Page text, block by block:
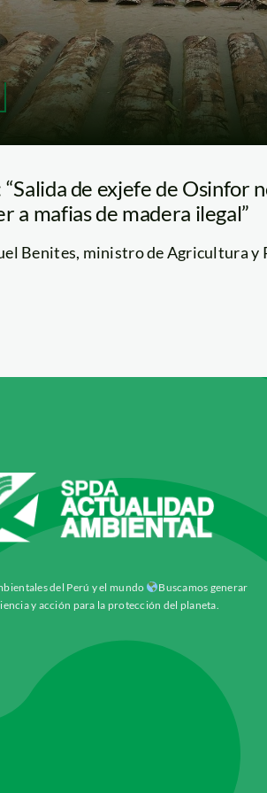
de exjefe de Osinfor
a mafias de madera ilegal”
Benites, ministro de Agricultura y
del Perú y el mundo
Buscamos generar
y acción para la protección del planeta.